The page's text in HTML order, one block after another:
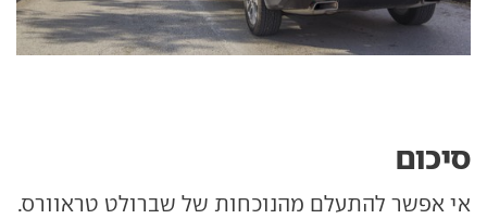
סיכום
אי אפשר להתעלם מהנוכחות של שברולט טראוורס.